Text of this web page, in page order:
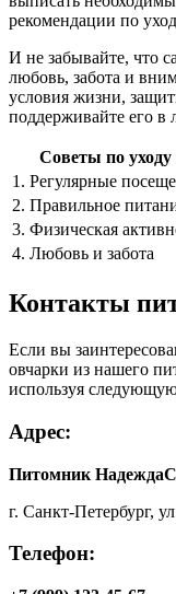
рекомендации по
И не забывайте, что
любовь, забота и
условия жизни,
поддерживайте его
Советы по
1. Регулярные
2. Правильное
3. Физическая
4. Любовь и забота
Контакты
Если вы
овчарки из нашего
используя
Адрес:
Питомник
г. Санкт-Петербург,
Телефон: